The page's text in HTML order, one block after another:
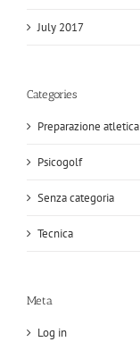
July 2017
Categories
Preparazione atletica
Psicogolf
Senza categoria
Tecnica
Meta
Log in